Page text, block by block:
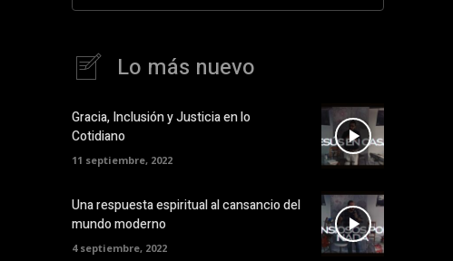
Lo más nuevo
Gracia, Inclusión y Justicia en lo
Cotidiano
11 septiembre, 2022
Una respuesta espiritual al cansancio del
mundo moderno
4 septiembre, 2022